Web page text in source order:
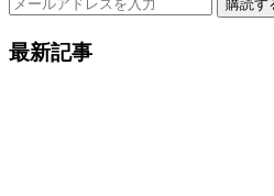
購読す
最新記事